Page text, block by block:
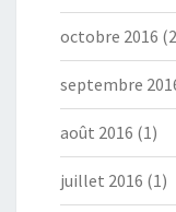
octobre 2016
septembre
août 2016 (1)
juillet 2016 (1)